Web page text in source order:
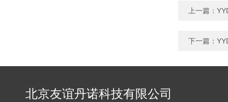
上一篇：
下一篇：
北京友谊丹诺科技有限公司